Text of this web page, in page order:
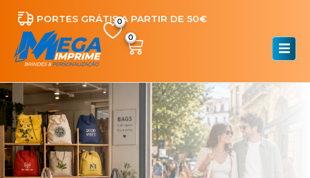
PORTES GRÁTIS A PARTIR DE 50€
0